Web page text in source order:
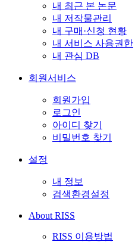
내 최근 본 논문
내 저작물관리
내 구매·신청 현황
내 서비스 사용권한
내 관심 DB
회원서비스
회원가입
로그인
아이디 찾기
비밀번호 찾기
설정
내 정보
검색환경설정
About RISS
RISS 이용방법